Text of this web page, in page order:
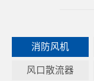
消防风机
风口散流器